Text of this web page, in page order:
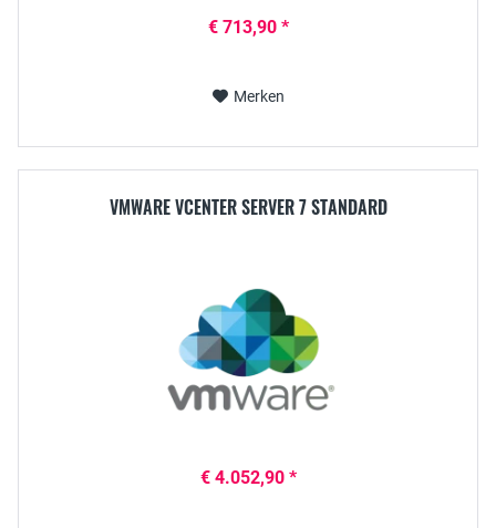
€ 713,90 *
Merken
VMWARE VCENTER SERVER 7 STANDARD
€ 4.052,90 *